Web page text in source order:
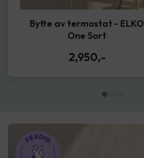
Bytte av termostat - ELKO
One Sort
2,950,-